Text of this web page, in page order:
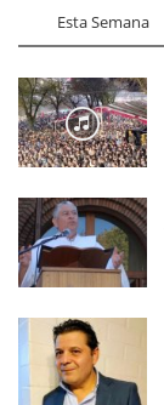
Esta Semana